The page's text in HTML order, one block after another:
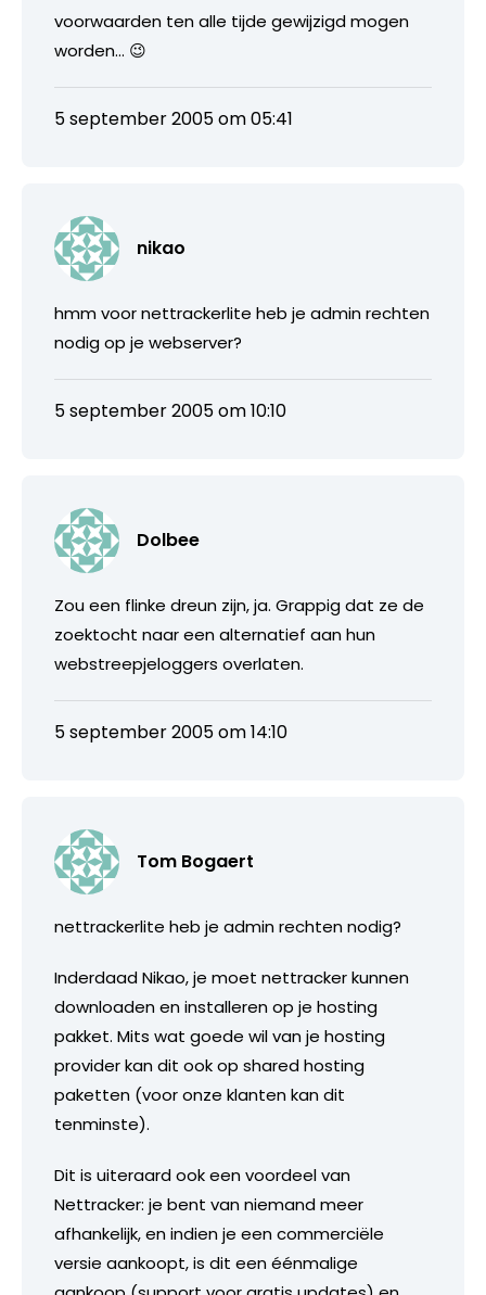
voorwaarden ten alle tijde gewijzigd mogen
worden… 😉
5 september 2005 om 05:41
nikao
hmm voor nettrackerlite heb je admin rechten
nodig op je webserver?
5 september 2005 om 10:10
Dolbee
Zou een flinke dreun zijn, ja. Grappig dat ze de
zoektocht naar een alternatief aan hun
webstreepjeloggers overlaten.
5 september 2005 om 14:10
Tom Bogaert
nettrackerlite heb je admin rechten nodig?
Inderdaad Nikao, je moet nettracker kunnen
downloaden en installeren op je hosting
pakket. Mits wat goede wil van je hosting
provider kan dit ook op shared hosting
paketten (voor onze klanten kan dit
tenminste).
Dit is uiteraard ook een voordeel van
Nettracker: je bent van niemand meer
afhankelijk, en indien je een commerciële
versie aankoopt, is dit een éénmalige